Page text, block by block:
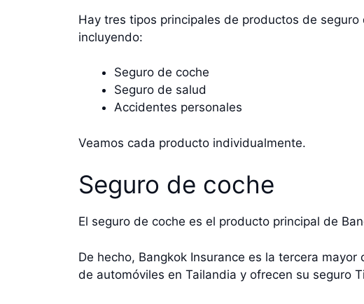
Hay tres tipos principales de productos de
incluyendo:
Seguro de coche
Seguro de salud
Accidentes personales
Veamos cada producto individualmente.
Seguro de coche
El seguro de coche es el producto principal de
De hecho, Bangkok Insurance es la tercera
de automóviles en Tailandia y ofrecen su seguro